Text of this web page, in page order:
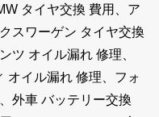
タイヤ交換 費用、ア
スワーゲン タイヤ交換
ツ オイル漏れ 修理、
オイル漏れ 修理、フォ
外車 バッテリー交換